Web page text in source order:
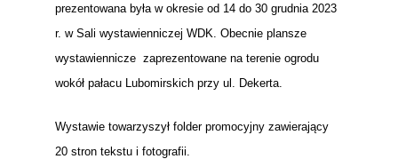
prezentowana była w okresie od 14 do 30 grudnia 2023
r. w Sali wystawienniczej WDK. Obecnie plansze
wystawiennicze zaprezentowane na terenie ogrodu
wokół pałacu Lubomirskich przy ul. Dekerta.
Wystawie towarzyszył folder promocyjny zawierający
20 stron tekstu i fotografii.